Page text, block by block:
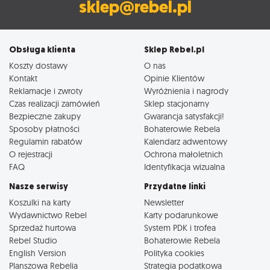
sklep@rebel.pl
Obsługa klienta
Koszty dostawy
Kontakt
Reklamacje i zwroty
Czas realizacji zamówień
Bezpieczne zakupy
Sposoby płatności
Regulamin rabatów
O rejestracji
FAQ
Sklep Rebel.pl
O nas
Opinie Klientów
Wyróżnienia i nagrody
Sklep stacjonarny
Gwarancja satysfakcji!
Bohaterowie Rebela
Kalendarz adwentowy
Ochrona małoletnich
Identyfikacja wizualna
Nasze serwisy
Koszulki na karty
Wydawnictwo Rebel
Sprzedaż hurtowa
Rebel Studio
English Version
Planszowa Rebelia
Przydatne linki
Newsletter
Karty podarunkowe
System PDK i trofea
Bohaterowie Rebela
Polityka cookies
Strategia podatkowa